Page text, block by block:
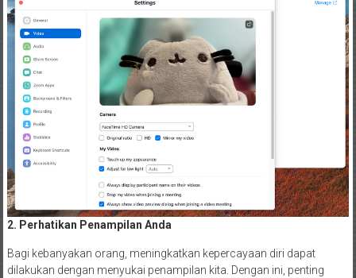
2. Perhatikan Penampilan Anda
Bagi kebanyakan orang, meningkatkan kepercayaan diri dapat
dilakukan dengan menyukai penampilan kita. Dengan ini, penting